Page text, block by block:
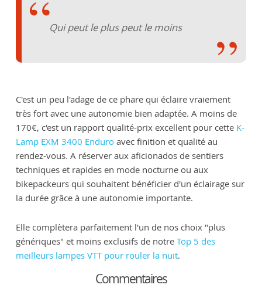
Qui peut le plus peut le moins
C'est un peu l'adage de ce phare qui éclaire vraiement
très fort avec une autonomie bien adaptée. A moins de
170€, c'est un rapport qualité-prix excellent pour cette K-
Lamp EXM 3400 Enduroavec finition et qualité au
rendez-vous. A réserver aux aficionados de sentiers
techniques et rapides en mode nocturne ou aux
bikepackeurs qui souhaitent bénéficier d'un éclairage sur
la durée grâce à une autonomie importante.
Elle complètera parfaitement l'un de nos choix "plus
génériques" et moins exclusifs de notre Top 5 des
meilleurs lampes VTT pour rouler la nuit.
Commentaires